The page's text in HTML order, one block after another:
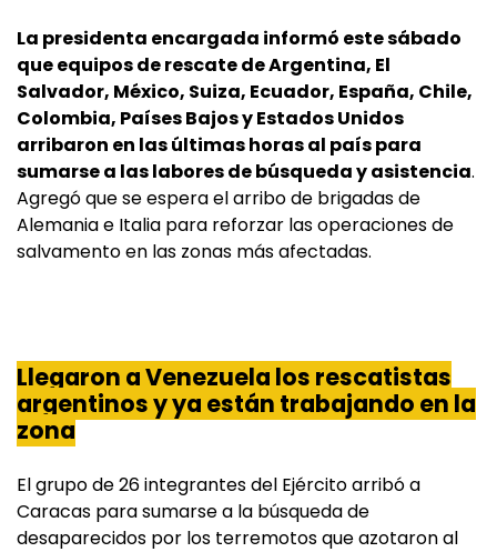
La presidenta encargada informó este sábado
que equipos de rescate de Argentina, El
Salvador, México, Suiza, Ecuador, España, Chile,
Colombia, Países Bajos y Estados Unidos
arribaron en las últimas horas al país para
sumarse a las labores de búsqueda y asistencia.
Agregó que se espera el arribo de brigadas de
Alemania e Italia para reforzar las operaciones de
salvamento en las zonas más afectadas.
Llegaron a Venezuela los rescatistas
argentinos y ya están trabajando en la
zona
El grupo de 26 integrantes del Ejército arribó a
Caracas para sumarse a la búsqueda de
desaparecidos por los terremotos que azotaron al